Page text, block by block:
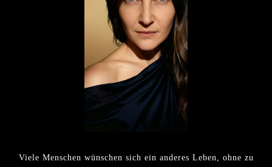
Viele Menschen wünschen sich ein anderes Leben, ohne zu